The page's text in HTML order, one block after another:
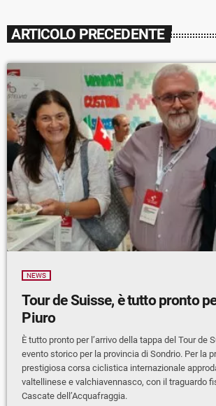
ARTICOLO PRECEDENTE
NEWS
Tour de Suisse, è tutto pronto
Piuro
È tutto pronto per l’arrivo della tappa del Tour de
evento storico per la provincia di Sondrio. Per la
prestigiosa corsa ciclistica internazionale
valtellinese e valchiavennasco, con il traguardo
Cascate dell’Acquafraggia.